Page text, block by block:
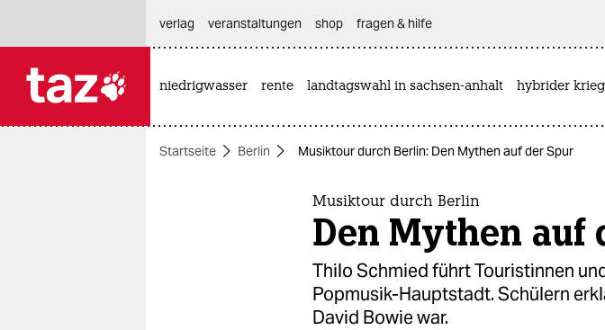
themen
verlag
veranstaltungen shop fragen & hilfe
niedrigwasser rente landtagswahl in sachsen-anhalt hybrider krieg
Startseite Berlin Musiktour durch Berlin: Den Mythen auf der Spur
Musiktour durch Berlin
Den Mythen auf
Thilo Schmied führt Touristinnen
Popmusik-Hauptstadt. Schülern
David Bowie war.